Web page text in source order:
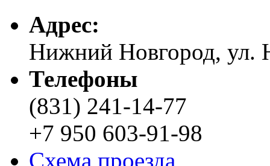
Адреc:
Нижний Новгород, ул.
Телефоны
(831) 241-14-77
+7 950 603-91-98
Схема проезда